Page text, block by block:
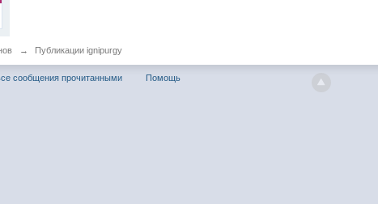
→ Публикации ignipurgy
сообщения прочитанными Помощь